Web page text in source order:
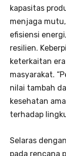
kapasitas
menjaga
efisiensi
resilien.
keterkaitan
masyarakat.
nilai tambah
kesehatan
terhadap
Selaras
pada rencana